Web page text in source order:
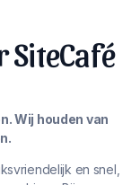
SiteCafé
Wij houden van
en snel,